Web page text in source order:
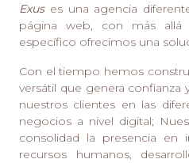
Exuses una agencia
página web, con más
específico ofrecimos una
Con el tiempo hemos
versátil que genera confianza
nuestros clientes en las
negocios a nivel digital;
consolidad la presencia en
recursos humanos,